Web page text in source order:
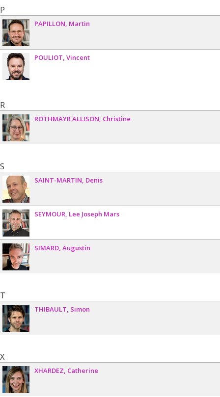
P
PAPILLON Martin
POULIOT Vincent
R
ROTHMAYR ALLISON Christine
S
SAINT-MARTIN Denis
SEYMOUR Lee Joseph Mars
SIMARD Augustin
T
THIBAULT Simon
X
XHARDEZ Catherine